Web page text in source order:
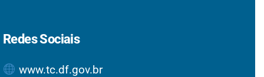
Redes Sociais
www.tc.df.gov.br